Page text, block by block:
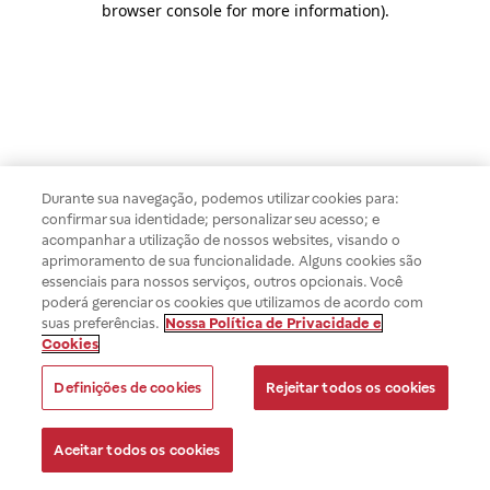
browser console for more information).
Durante sua navegação, podemos utilizar cookies para:
confirmar sua identidade; personalizar seu acesso; e
acompanhar a utilização de nossos websites, visando o
aprimoramento de sua funcionalidade. Alguns cookies são
essenciais para nossos serviços, outros opcionais. Você
poderá gerenciar os cookies que utilizamos de acordo com
suas preferências. Nossa Política de Privacidade e
Cookies
Definições de cookies Rejeitar todos os cookies
Aceitar todos os cookies